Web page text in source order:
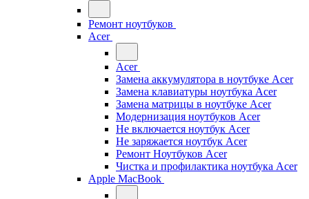
Ремонт ноутбуков
Acer
Acer
Замена аккумулятора в ноутбуке Acer
Замена клавиатуры ноутбука Acer
Замена матрицы в ноутбуке Acer
Модернизация ноутбуков Acer
Не включается ноутбук Acer
Не заряжается ноутбук Acer
Ремонт Ноутбуков Acer
Чистка и профилактика ноутбука Acer
Apple MacBook